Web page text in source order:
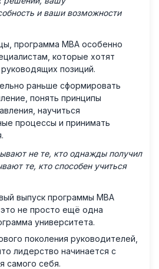
и ваши возможности
программа MBA особенно
которые хотят
позиций.
раньше сформировать
понять принципы
научиться
процессы и принимать
не те, кто однажды получил
те, кто способен учиться
выпуск программы MBA
не просто ещё одна
университета.
поколения руководителей,
лидерство начинается с
самого себя.